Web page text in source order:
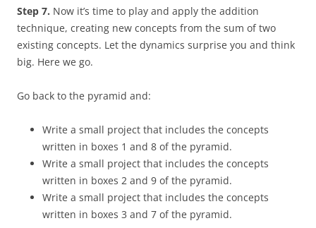
Step 7. Now it’s time to play and apply the addition
technique, creating new concepts from the sum of two
existing concepts. Let the dynamics surprise you and think
big. Here we go.
Go back to the pyramid and:
Write a small project that includes the concepts
written in boxes 1 and 8 of the pyramid.
Write a small project that includes the concepts
written in boxes 2 and 9 of the pyramid.
Write a small project that includes the concepts
written in boxes 3 and 7 of the pyramid.